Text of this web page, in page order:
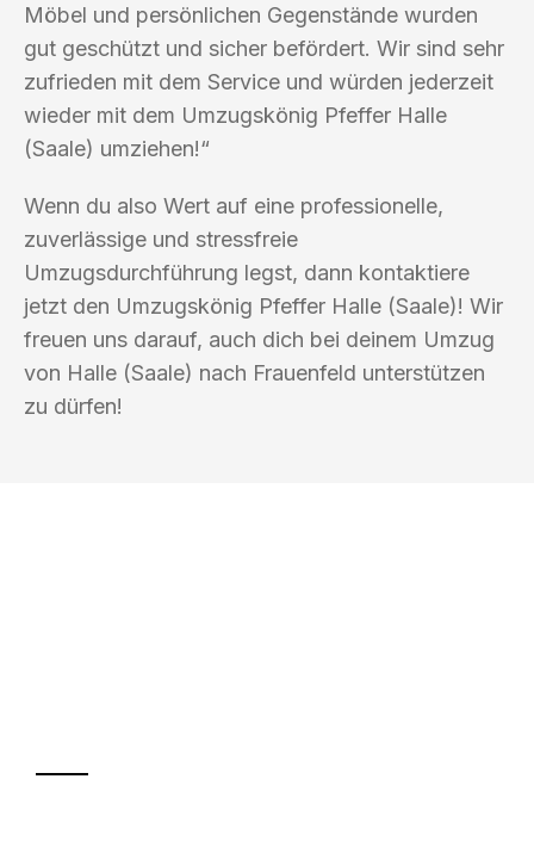
Möbel und persönlichen Gegenstände wurden
gut geschützt und sicher befördert. Wir sind sehr
zufrieden mit dem Service und würden jederzeit
wieder mit dem Umzugskönig Pfeffer Halle
(Saale) umziehen!“
Wenn du also Wert auf eine professionelle,
zuverlässige und stressfreie
Umzugsdurchführung legst, dann kontaktiere
jetzt den Umzugskönig Pfeffer Halle (Saale)! Wir
freuen uns darauf, auch dich bei deinem Umzug
von Halle (Saale) nach Frauenfeld unterstützen
zu dürfen!